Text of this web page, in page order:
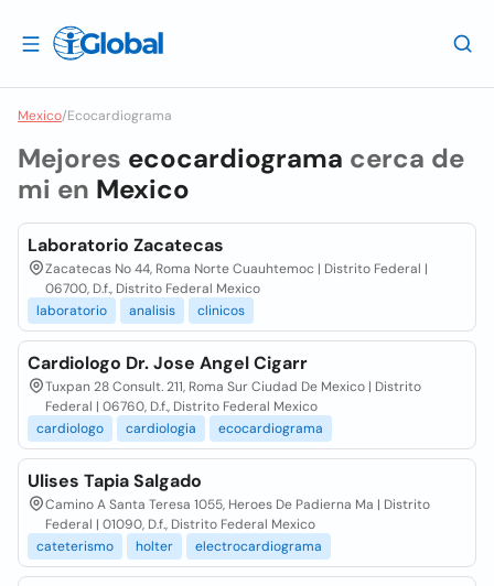
Mexico/Ecocardiograma
Mejores ecocardiograma cerca de
mi en Mexico
Laboratorio Zacatecas
Zacatecas No 44, Roma Norte Cuauhtemoc | Distrito Federal |
06700, D.f., Distrito Federal Mexico
laboratorio
analisis clinicos
Cardiologo Dr. Jose Angel Cigarr
Tuxpan 28 Consult. 211, Roma Sur Ciudad De Mexico | Distrito
Federal | 06760, D.f., Distrito Federal Mexico
cardiologo
cardiologia ecocardiograma
Ulises Tapia Salgado
Camino A Santa Teresa 1055, Heroes De Padierna Ma | Distrito
Federal | 01090, D.f., Distrito Federal Mexico
cateterismo
holter electrocardiograma